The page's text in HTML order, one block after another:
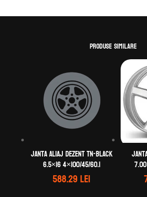
Produse similare
Janta aliaj DEZENT TN-black
6.5×16 4×100/45/60.1
588.29lei